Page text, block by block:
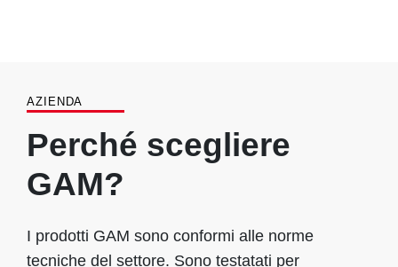
AZIENDA
Perché scegliere
GAM?
I prodotti GAM sono conformi alle norme
tecniche del settore. Sono testatati per